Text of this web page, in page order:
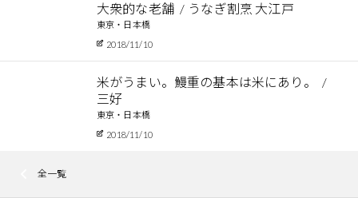
大衆的な老舗 うなぎ割烹 大江戸
東京・日本橋
2018/11/10
米がうまい。鰻重の基本は米にあり。
三好
東京・日本橋
2018/11/10
全一覧